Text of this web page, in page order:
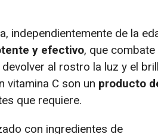
independientemente de la
y efectivo, que combate
al rostro la luz y el
vitamina C son un producto
que requiere.
con ingredientes de